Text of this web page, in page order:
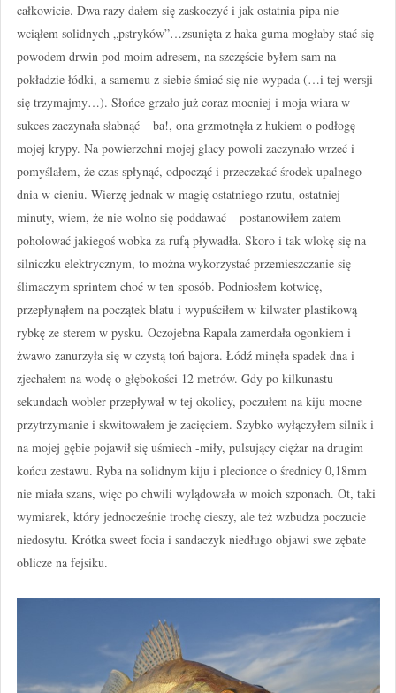
całkowicie. Dwa razy dałem się zaskoczyć i jak ostatnia pipa nie
wciąłem solidnych „pstryków”…zsunięta z haka guma mogłaby stać się
powodem drwin pod moim adresem, na szczęście byłem sam na
pokładzie łódki, a samemu z siebie śmiać się nie wypada (…i tej wersji
się trzymajmy…). Słońce grzało już coraz mocniej i moja wiara w
sukces zaczynała słabnąć – ba!, ona grzmotnęła z hukiem o podłogę
mojej krypy. Na powierzchni mojej glacy powoli zaczynało wrzeć i
pomyślałem, że czas spłynąć, odpocząć i przeczekać środek upalnego
dnia w cieniu. Wierzę jednak w magię ostatniego rzutu, ostatniej
minuty, wiem, że nie wolno się poddawać – postanowiłem zatem
poholować jakiegoś wobka za rufą pływadła. Skoro i tak wlokę się na
silniczku elektrycznym, to można wykorzystać przemieszczanie się
ślimaczym sprintem choć w ten sposób. Podniosłem kotwicę,
przepłynąłem na początek blatu i wypuściłem w kilwater plastikową
rybkę ze sterem w pysku. Oczojebna Rapala zamerdała ogonkiem i
żwawo zanurzyła się w czystą toń bajora. Łódź minęła spadek dna i
zjechałem na wodę o głębokości 12 metrów. Gdy po kilkunastu
sekundach wobler przepływał w tej okolicy, poczułem na kiju mocne
przytrzymanie i skwitowałem je zacięciem. Szybko wyłączyłem silnik i
na mojej gębie pojawił się uśmiech -miły, pulsujący ciężar na drugim
końcu zestawu. Ryba na solidnym kiju i plecionce o średnicy 0,18mm
nie miała szans, więc po chwili wylądowała w moich szponach. Ot, taki
wymiarek, który jednocześnie trochę cieszy, ale też wzbudza poczucie
niedosytu. Krótka sweet focia i sandaczyk niedługo objawi swe zębate
oblicze na fejsiku.